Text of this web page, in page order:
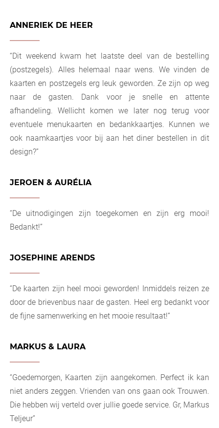
ANNERIEK DE HEER
“Dit weekend kwam het laatste deel van de bestelling
(postzegels). Alles helemaal naar wens. We vinden de
kaarten en postzegels erg leuk geworden. Ze zijn op weg
naar de gasten. Dank voor je snelle en attente
afhandeling. Wellicht komen we later nog terug voor
eventuele menukaarten en bedankkaartjes. Kunnen we
ook naamkaartjes voor bij aan het diner bestellen in dit
design?”
JEROEN & AURÉLIA
“De uitnodigingen zijn toegekomen en zijn erg mooi!
Bedankt!”
JOSEPHINE ARENDS
“De kaarten zijn heel mooi geworden! Inmiddels reizen ze
door de brievenbus naar de gasten. Heel erg bedankt voor
de fijne samenwerking en het mooie resultaat!”
MARKUS & LAURA
“Goedemorgen, Kaarten zijn aangekomen. Perfect ik kan
niet anders zeggen. Vrienden van ons gaan ook Trouwen.
Die hebben wij verteld over jullie goede service. Gr, Markus
Teljeur”